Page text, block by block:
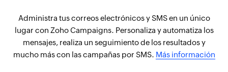
Administra tus correos electrónicos y SMS en un único
lugar con Zoho Campaigns. Personaliza y automatiza los
mensajes, realiza un seguimiento de los resultados y
mucho más con las campañas por SMS. Más información